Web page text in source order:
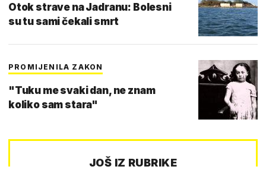
Otok strave na Jadranu: Bolesni
su tu sami čekali smrt
PROMIJENILA ZAKON
"Tuku me svaki dan, ne znam
koliko sam stara"
JOŠ IZ RUBRIKE